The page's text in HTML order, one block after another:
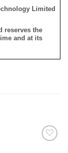
Limited
reserves the
and at its